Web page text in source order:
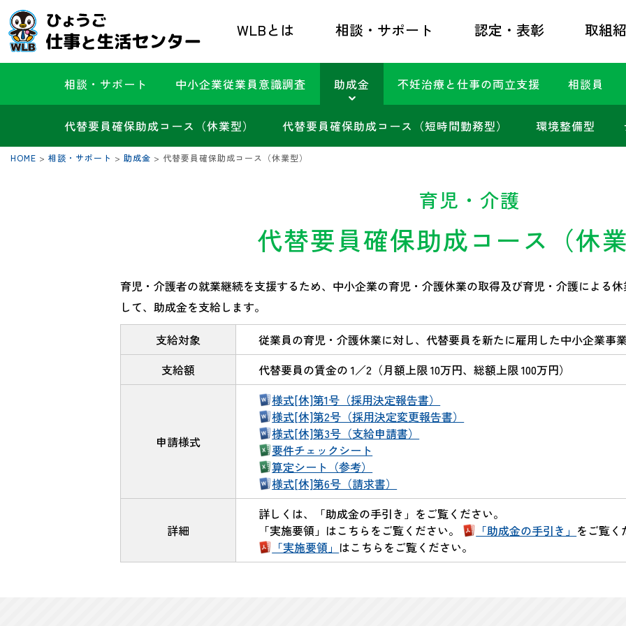
WLBとは 相談・サポート 認定・表彰 取組
相談・サポート 中小企業従業員意識調査 助成金
代替要員確保助成コース（休業型） 代替要員確保助成コース（短時間勤務型） 環境整備型
不妊治療と仕事の両立支援 相談員
HOME > 相談・サポート > 助成金 > 代替要員確保助成コース（休業型）
育児・介護
代替要員確保助成コース （休
育児・介護者の就業継続を支援するため、中小企業の育児・介護休業の取得及び育児・介護による
して、助成金を支給します。
支給対象
従業員の育児・介護休業に対し、代替要員を新たに雇用した中小企業事
支給額
代替要員の賃金の 1／2（月額上限 10万円、総額上限 100万円）
申請様式
様式[休]第1号（採用決定報告書）
様式[休]第2号（採用決定変更報告書）
様式[休]第3号（支給申請書）
要件チェックシート
算定シート（参考）
様式[休]第6号（請求書）
詳細
詳しくは、「助成金の手引き」をご覧ください。
「実施要領」はこちらをご覧ください。
「助成金の手引き」 をご覧く
「実施要領」 はこちらをご覧ください。